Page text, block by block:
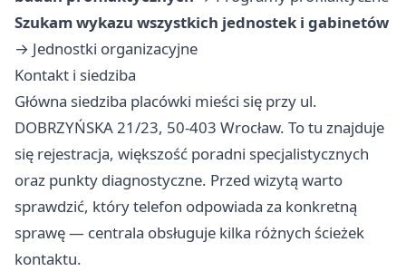
Szukam wykazu wszystkich jednostek i gabinetów
→ Jednostki organizacyjne
Kontakt i siedziba
Główna siedziba placówki mieści się przy ul.
DOBRZYŃSKA 21/23, 50-403 Wrocław. To tu znajduje
się rejestracja, większość poradni specjalistycznych
oraz punkty diagnostyczne. Przed wizytą warto
sprawdzić, który telefon odpowiada za konkretną
sprawę — centrala obsługuje kilka różnych ścieżek
kontaktu.